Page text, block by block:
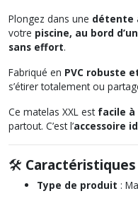
Plongez dans une détente
votre piscine, au bord
sans effort.
Fabriqué en PVC robuste
s’étirer totalement ou
Ce matelas XXL est facile
partout. C’est l’accessoire
🛠
Type de produit :